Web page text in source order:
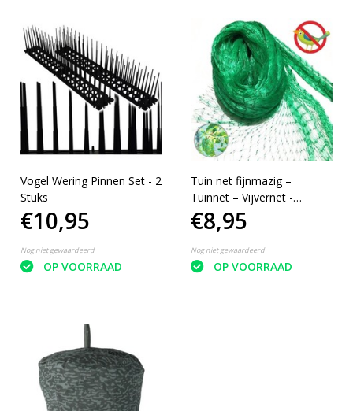
Vogel Wering Pinnen Set - 2
Stuks
€10,95
Nog niet gewaardeerd
OP VOORRAAD
Tuin net fijnmazig –
Tuinnet – Vijvernet -
Vogelnet - Groen – 10 x 4
meter
€8,95
Nog niet gewaardeerd
OP VOORRAAD